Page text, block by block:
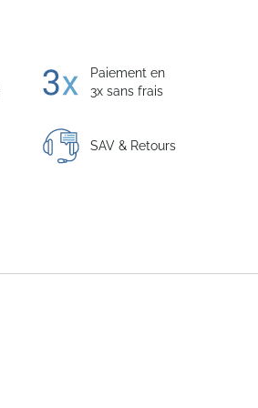
Paiement en
3x sans frais
SAV & Retours